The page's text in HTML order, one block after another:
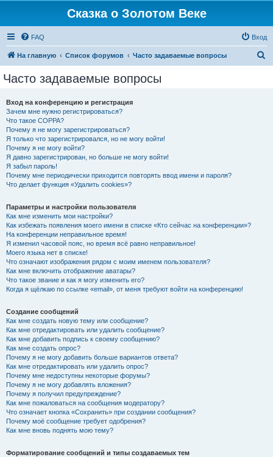
Сказка о Золотом Веке
FAQ Вход
На главную Список форумов Часто задаваемые вопросы
Часто задаваемые вопросы
Вход на конференцию и регистрация
Зачем мне нужно регистрироваться?
Что такое COPPA?
Почему я не могу зарегистрироваться?
Я только что зарегистрировался, но не могу войти!
Почему я не могу войти?
Я давно зарегистрирован, но больше не могу войти!
Я забыл пароль!
Почему мне периодически приходится повторять ввод имени и пароля?
Что делает функция «Удалить cookies»?
Параметры и настройки пользователя
Как мне изменить мои настройки?
Как избежать появления моего имени в списке «Кто сейчас на конференции»?
На конференции неправильное время!
Я изменил часовой пояс, но время всё равно неправильное!
Моего языка нет в списке!
Что означают изображения рядом с моим именем пользователя?
Как мне включить отображение аватары?
Что такое звание и как я могу изменить его?
Когда я щёлкаю по ссылке «email», от меня требуют войти на конференцию!
Создание сообщений
Как мне создать новую тему или сообщение?
Как мне отредактировать или удалить сообщение?
Как мне добавить подпись к своему сообщению?
Как мне создать опрос?
Почему я не могу добавить больше вариантов ответа?
Как мне отредактировать или удалить опрос?
Почему мне недоступны некоторые форумы?
Почему я не могу добавлять вложения?
Почему я получил предупреждение?
Как мне пожаловаться на сообщения модератору?
Что означает кнопка «Сохранить» при создании сообщения?
Почему моё сообщение требует одобрения?
Как мне вновь поднять мою тему?
Форматирование сообщений и типы создаваемых тем